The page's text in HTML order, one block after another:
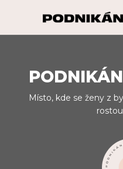
Místo, kde se ženy z